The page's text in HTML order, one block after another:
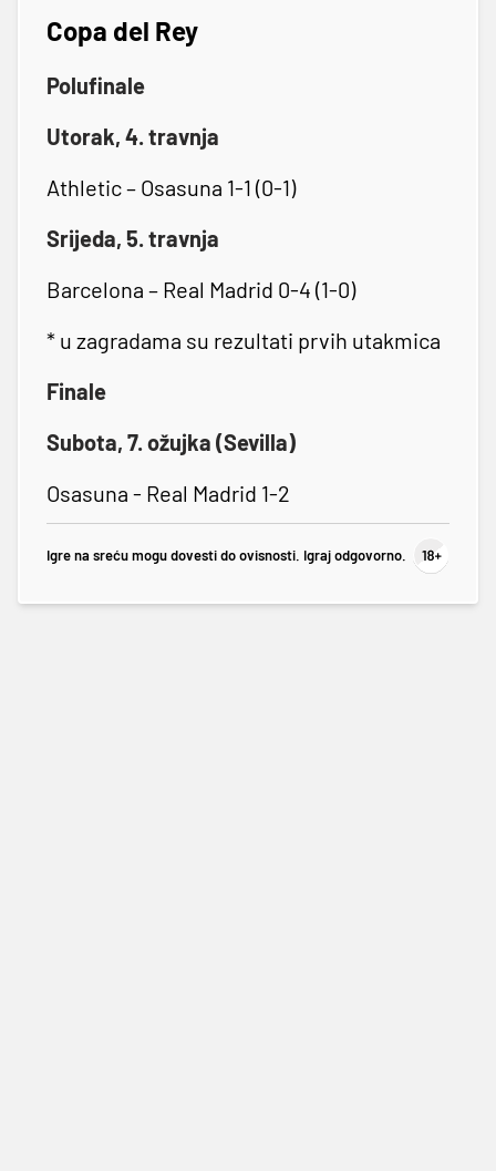
Copa del Rey
Polufinale
Utorak, 4. travnja
Athletic – Osasuna 1-1 (0-1)
Srijeda, 5. travnja
Barcelona – Real Madrid 0-4 (1-0)
* u zagradama su rezultati prvih utakmica
Finale
Subota, 7. ožujka (Sevilla)
Osasuna - Real Madrid 1-2
Igre na sreću mogu dovesti do ovisnosti. Igraj odgovorno.